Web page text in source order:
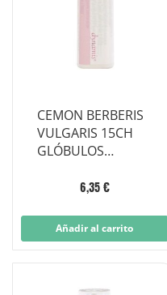
CEMON BERBERIS
VULGARIS 15CH
GLÓBULOS
6,35 €
Añadir al carrito